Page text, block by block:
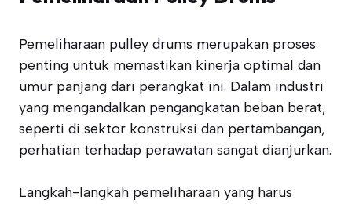
Pemeliharaan pulley drums merupakan proses
penting untuk memastikan kinerja optimal dan
umur panjang dari perangkat ini. Dalam industri
yang mengandalkan pengangkatan beban berat,
seperti di sektor konstruksi dan pertambangan,
perhatian terhadap perawatan sangat dianjurkan.
Langkah-langkah pemeliharaan yang harus